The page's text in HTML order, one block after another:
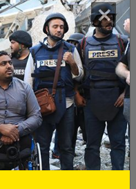
het altijd om de
journalisten uit
verslag te doen.”
de NvJ op om een
en aanvallen
is geen misdaad.
×